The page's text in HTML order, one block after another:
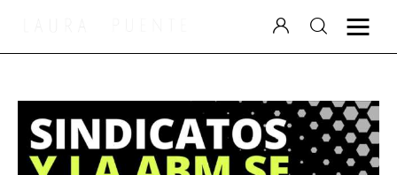
Laura Puente
Puente Político
Videocolumna